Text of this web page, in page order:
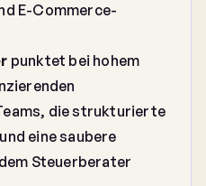
E-Commerce-
punktet bei hohem
die strukturierte
eine saubere
Steuerberater